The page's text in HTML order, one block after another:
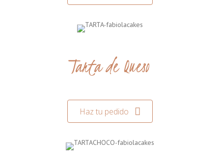
Tarta de Queso
Haz tu pedido